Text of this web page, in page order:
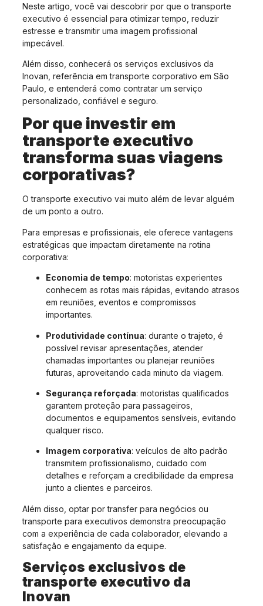
Neste artigo, você vai descobrir por que o transporte
executivo é essencial para otimizar tempo, reduzir
estresse e transmitir uma imagem profissional
impecável.
Além disso, conhecerá os serviços exclusivos da
Inovan, referência em transporte corporativo em São
Paulo, e entenderá como contratar um serviço
personalizado, confiável e seguro.
Por que investir em
transporte executivo
transforma suas viagens
corporativas?
O transporte executivo vai muito além de levar alguém
de um ponto a outro.
Para empresas e profissionais, ele oferece vantagens
estratégicas que impactam diretamente na rotina
corporativa:
Economia de tempo: motoristas experientes
conhecem as rotas mais rápidas, evitando atrasos
em reuniões, eventos e compromissos
importantes.
Produtividade contínua: durante o trajeto, é
possível revisar apresentações, atender
chamadas importantes ou planejar reuniões
futuras, aproveitando cada minuto da viagem.
Segurança reforçada: motoristas qualificados
garantem proteção para passageiros,
documentos e equipamentos sensíveis, evitando
qualquer risco.
Imagem corporativa: veículos de alto padrão
transmitem profissionalismo, cuidado com
detalhes e reforçam a credibilidade da empresa
junto a clientes e parceiros.
Além disso, optar por transfer para negócios ou
transporte para executivos demonstra preocupação
com a experiência de cada colaborador, elevando a
satisfação e engajamento da equipe.
Serviços exclusivos de
transporte executivo da
Inovan